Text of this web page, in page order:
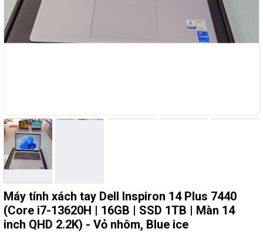
Máy tính xách tay Dell Inspiron 14 Plus 7440
(Core i7-13620H | 16GB | SSD 1TB | Màn 14
inch QHD 2.2K) - Vỏ nhôm, Blue ice